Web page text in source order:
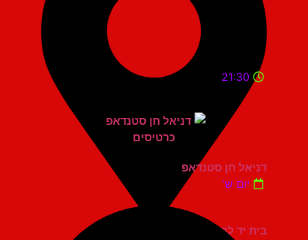
בית יד לבנים אשדוד
21:30
דניאל חן סטנדאפ
יום ש'